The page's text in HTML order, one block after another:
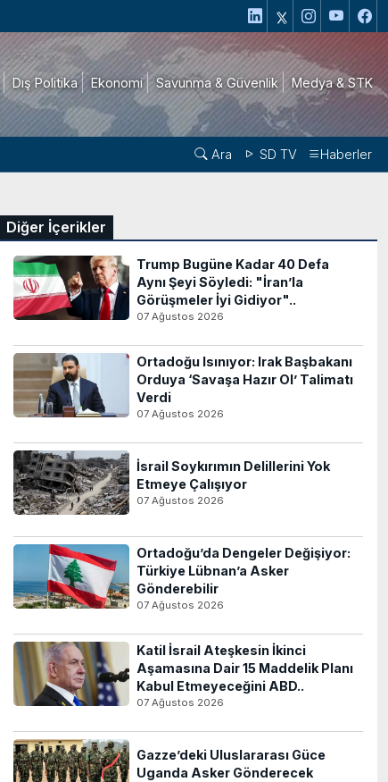
Dış Politika Ekonomi Savunma & Güvenlik Medya & STK
Ara SD TV Haberler
Diğer İçerikler
Trump Bugüne Kadar 40 Defa
Aynı Şeyi Söyledi: "İran’la
Görüşmeler İyi Gidiyor"..
07 Ağustos 2026
Ortadoğu Isınıyor: Irak Başbakanı
Orduya ‘Savaşa Hazır Ol’ Talimatı
Verdi
07 Ağustos 2026
İsrail Soykırımın Delillerini Yok
Etmeye Çalışıyor
07 Ağustos 2026
Ortadoğu’da Dengeler Değişiyor:
Türkiye Lübnan’a Asker
Gönderebilir
07 Ağustos 2026
Katil İsrail Ateşkesin İkinci
Aşamasına Dair 15 Maddelik Planı
Kabul Etmeyeceğini ABD..
07 Ağustos 2026
Gazze’deki Uluslararası Güce
Uganda Asker Gönderecek